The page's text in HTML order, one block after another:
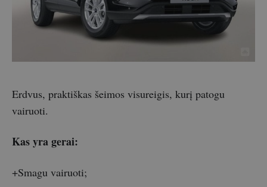
Erdvus, praktiškas šeimos visureigis, kurį patogu
vairuoti.
Kas yra gerai:
+Smagu vairuoti;